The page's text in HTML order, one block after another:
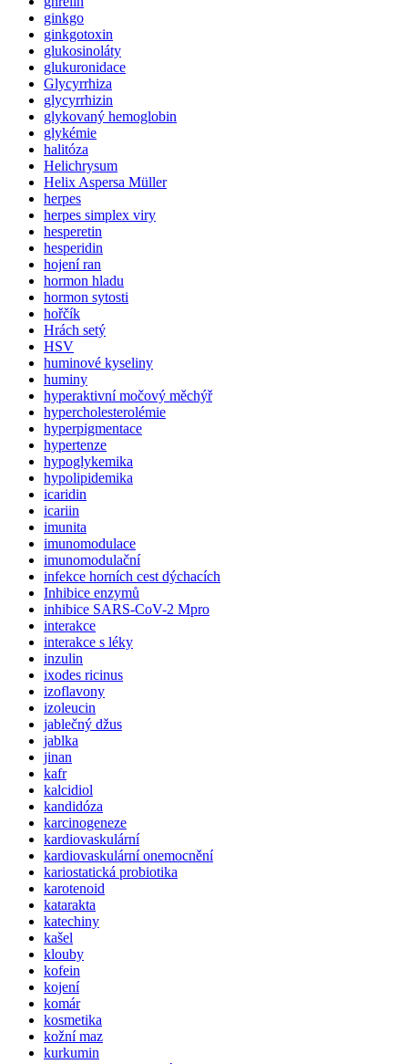
ginkgo
ginkgotoxin
glukosinoláty
glukuronidace
Glycyrrhiza
glycyrrhizin
glykovaný hemoglobin
glykémie
halitóza
Helichrysum
Helix Aspersa Müller
herpes
herpes simplex viry
hesperetin
hesperidin
hojení ran
hormon hladu
hormon sytosti
hořčík
Hrách setý
HSV
huminové kyseliny
huminy
hyperaktivní močový měchýř
hypercholesterolémie
hyperpigmentace
hypertenze
hypoglykemika
hypolipidemika
icaridin
icariin
imunita
imunomodulace
imunomodulační
infekce horních cest dýchacích
Inhibice enzymů
inhibice SARS-CoV-2 Mpro
interakce
interakce s léky
inzulin
ixodes ricinus
izoflavony
izoleucin
jablečný džus
jablka
jinan
kafr
kalcidiol
kandidóza
karcinogeneze
kardiovaskulární
kardiovaskulární onemocnění
kariostatická probiotika
karotenoid
katarakta
katechiny
kašel
klouby
kofein
kojení
komár
kosmetika
kožní maz
kurkumin